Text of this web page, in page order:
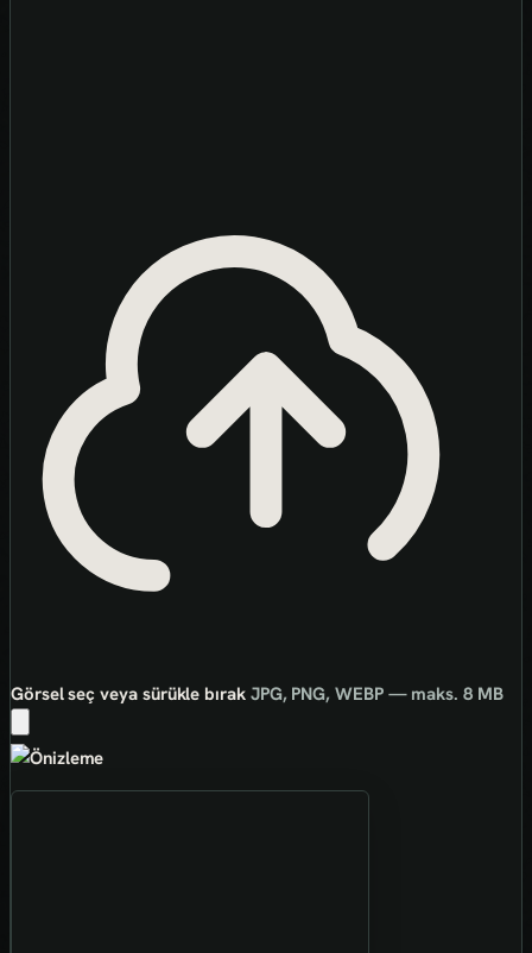
Görsel seç veya sürükle bırak JPG, PNG, WEBP — maks. 8 MB